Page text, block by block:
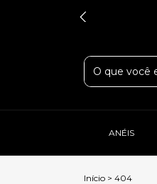
ANÉIS
Início > 404